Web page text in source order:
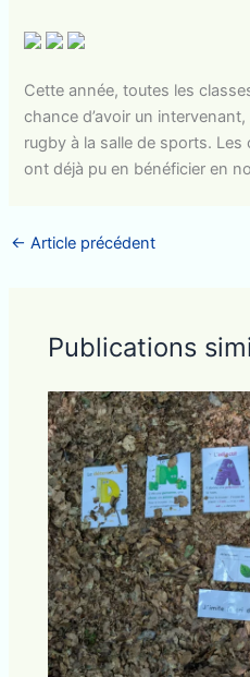
Cette année, toutes les
chance d’avoir un
rugby à la salle de sports. Les
ont déjà pu en bénéficier en
← Article précédent
Publications